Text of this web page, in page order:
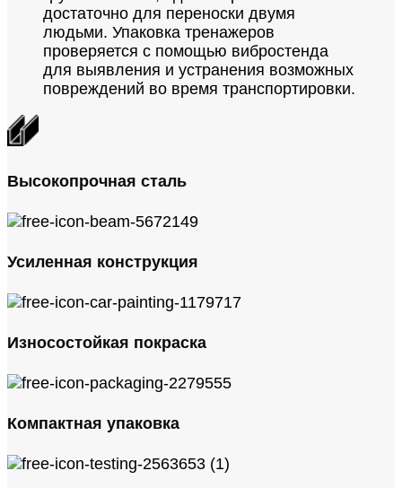
достаточно для переноски двумя
людьми. Упаковка тренажеров
проверяется с помощью вибростенда
для выявления и устранения возможных
повреждений во время транспортировки.
Высокопрочная сталь
Усиленная конструкция
Износостойкая покраска
Компактная упаковка